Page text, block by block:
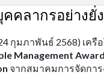
คลากรอย่างยั่
กุมภาพันธ์ 2568) เ
Management
จากสมาคมการจัดการ